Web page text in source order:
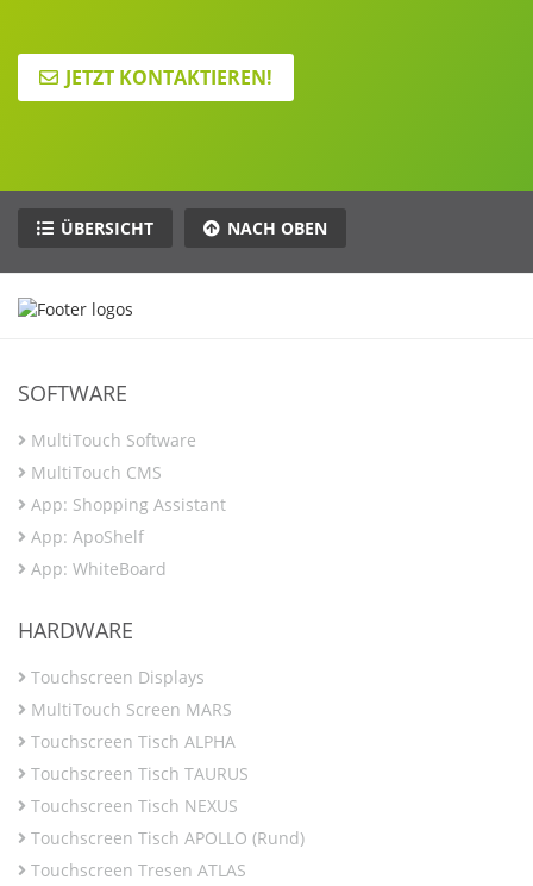
JETZT KONTAKTIEREN!
ÜBERSICHT NACH OBEN
SOFTWARE
MultiTouch Software
MultiTouch CMS
App: Shopping Assistant
App: ApoShelf
App: WhiteBoard
HARDWARE
Touchscreen Displays
MultiTouch Screen MARS
Touchscreen Tisch ALPHA
Touchscreen Tisch TAURUS
Touchscreen Tisch NEXUS
Touchscreen Tisch APOLLO (Rund)
Touchscreen Tresen ATLAS